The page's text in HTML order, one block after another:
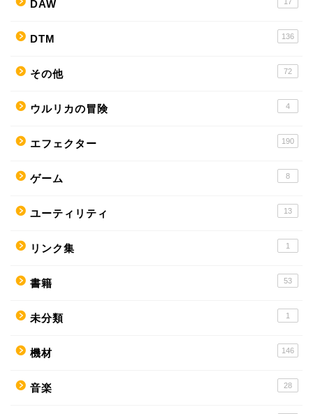
DAW
DTM 136
その他 72
ウルリカの冒険 4
エフェクター 190
ゲーム 8
ユーティリティ 13
リンク集 1
書籍 53
未分類 1
機材 146
音楽 28